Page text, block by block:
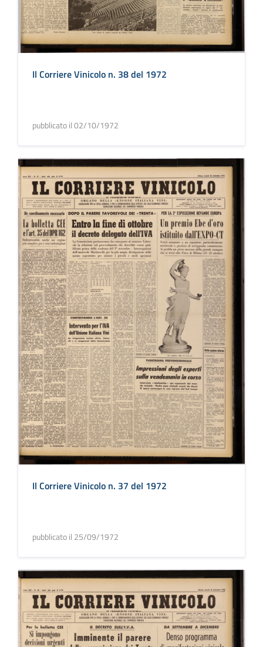
Il Corriere Vinicolo n. 38 del 1972
pubblicato il 02/10/1972
Il Corriere Vinicolo n. 37 del 1972
pubblicato il 25/09/1972